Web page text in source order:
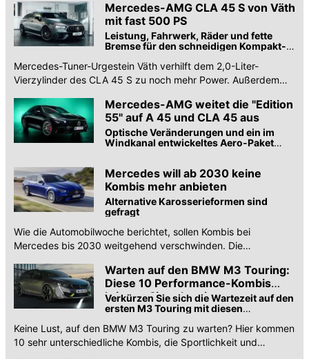
Mercedes-AMG CLA 45 S von Väth
mit fast 500 PS
Leistung, Fahrwerk, Räder und fette
Bremse für den schneidigen Kompakt-
Mercedes-Tuner-Urgestein Väth verhilft dem 2,0-Liter-
Vierzylinder des CLA 45 S zu noch mehr Power. Außerdem
Mercedes-AMG weitet die "Edition
55" auf A 45 und CLA 45 aus
Optische Veränderungen und ein im
Windkanal entwickeltes Aero-Paket
Mercedes will ab 2030 keine
Kombis mehr anbieten
Alternative Karosserieformen sind
gefragt
Wie die Automobilwoche berichtet, sollen Kombis bei
Mercedes bis 2030 weitgehend verschwinden. Die
Warten auf den BMW M3 Touring:
Diese 10 Performance-Kombis
kriegen Sie schon jetzt
Verkürzen Sie sich die Wartezeit auf den
ersten M3 Touring mit diesen
Keine Lust, auf den BMW M3 Touring zu warten? Hier kommen
10 sehr unterschiedliche Kombis, die Sportlichkeit und